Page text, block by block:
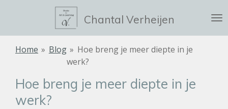
naar
Chantal Verheijen
Home » Blog » Hoe breng je meer diepte in je
werk?
Hoe breng je meer diepte in je
werk?